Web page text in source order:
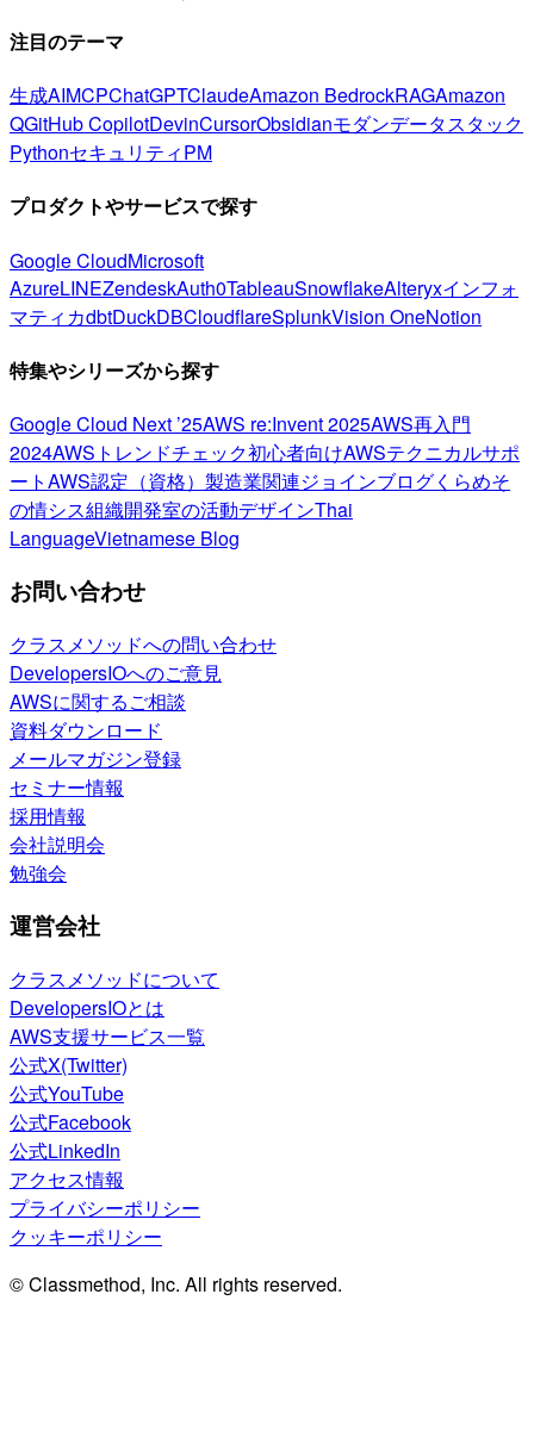
注目のテーマ
生成AIMCPChatGPTClaudeAmazon BedrockRAGAmazon
QGitHub CopilotDevinCursorObsidianモダンデータスタック
PythonセキュリティPM
プロダクトやサービスで探す
Google CloudMicrosoft
AzureLINEZendeskAuth0TableauSnowflakeAlteryxインフォ
マティカdbtDuckDBCloudflareSplunkVision OneNotion
特集やシリーズから探す
Google Cloud Next ’25AWS re:Invent 2025AWS再入門
2024AWSトレンドチェック初心者向けAWSテクニカルサポ
ートAWS認定（資格） 製造業関連ジョインブログくらめそ
の情シス組織開発室の活動デザインThai
LanguageVietnamese Blog
お問い合わせ
クラスメソッドへの問い合わせ
DevelopersIOへのご意見
AWSに関するご相談
資料ダウンロード
メールマガジン登録
セミナー情報
採用情報
会社説明会
勉強会
運営会社
クラスメソッドについて
DevelopersIOとは
AWS支援サービス一覧
公式X(Twitter)
公式YouTube
公式Facebook
公式LinkedIn
アクセス情報
プライバシーポリシー
クッキーポリシー
© Classmethod, Inc. All rights reserved.